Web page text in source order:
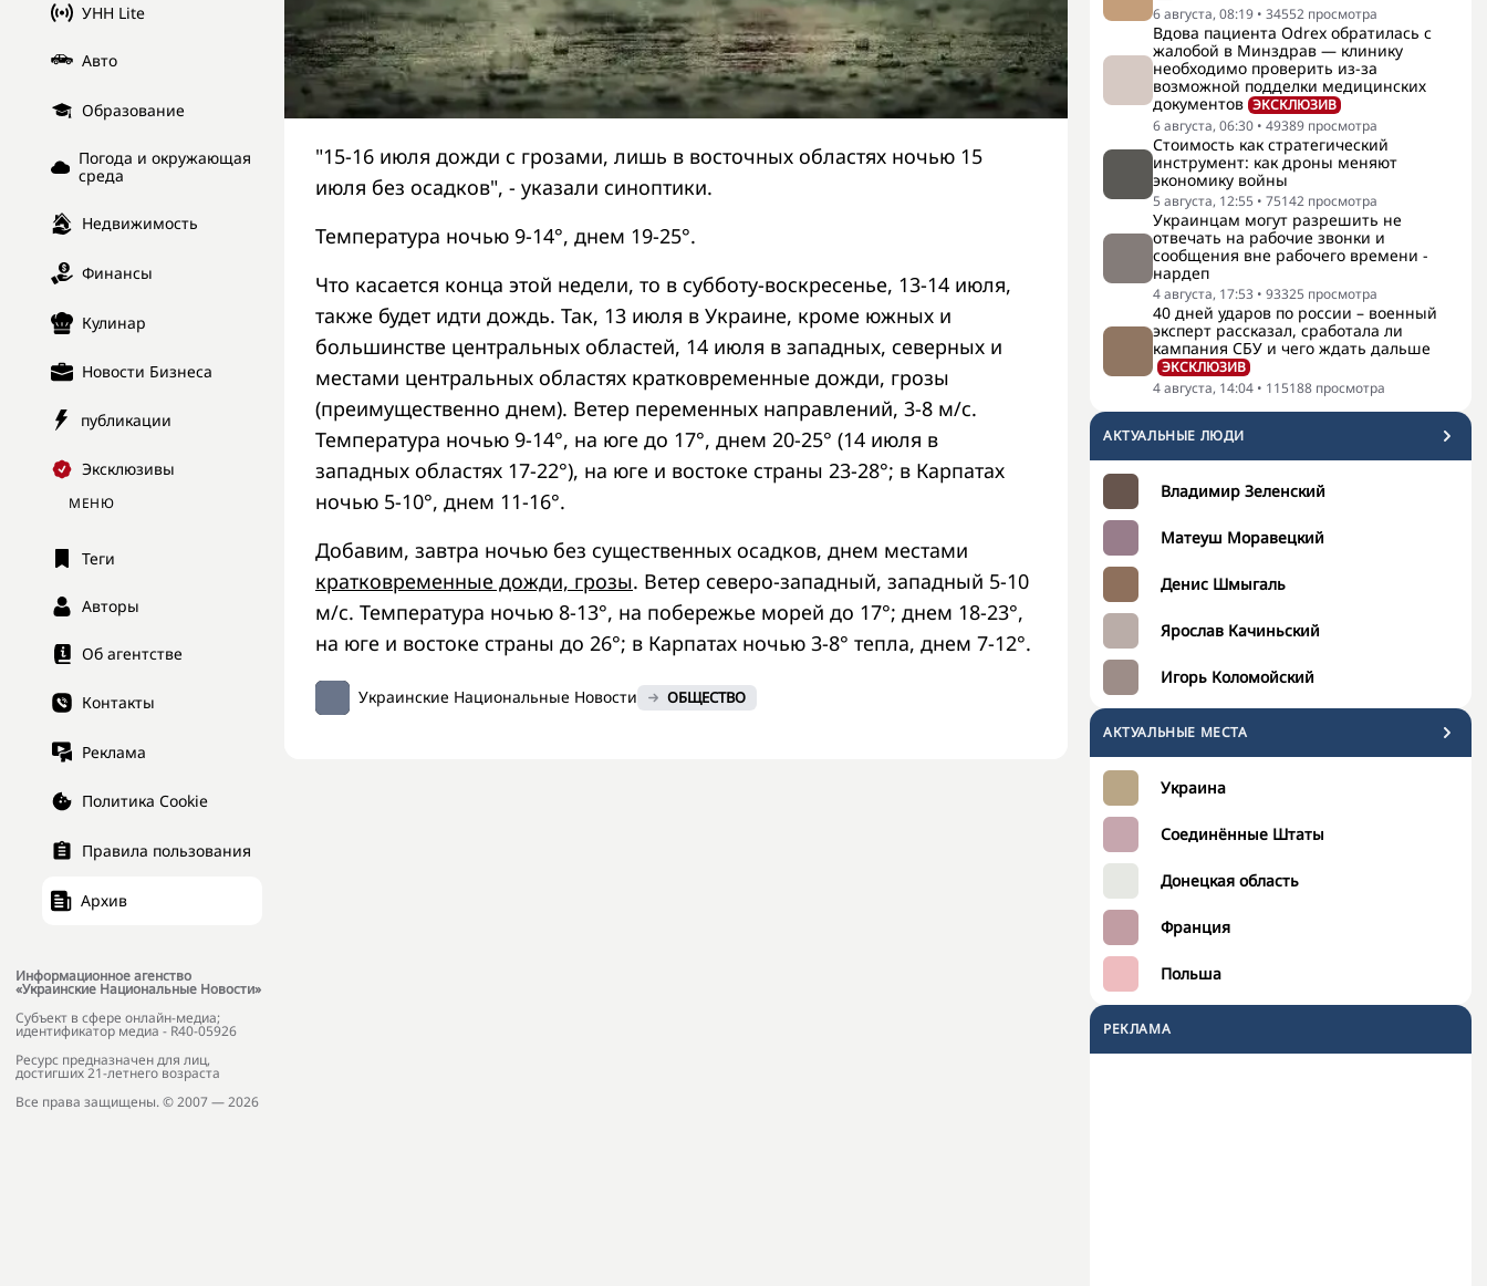
УНН Lite
Авто
Образование
Погода и окружающая
среда
Недвижимость
Финансы
Кулинар
Новости Бизнеса
публикации
Эксклюзивы
МЕНЮ
Теги
Авторы
Об агентстве
Контакты
Реклама
Политика Cookie
Правила пользования
Архив
Информационное агенство
«Украинские Национальные Новости»
Субъект в сфере онлайн-медиа;
идентификатор медиа - R40-05926
Ресурс предназначен для лиц,
достигших 21-летнего возраста
Все права защищены. © 2007 — 2026
6 августа, 08:19 • 34552 просмотра
Вдова пациента Odrex обратилась с
жалобой в Минздрав — клинику
необходимо проверить из-за
возможной подделки медицинских
документов ЭКСКЛЮЗИВ
6 августа, 06:30 • 49389 просмотра
Стоимость как стратегический
инструмент: как дроны меняют
экономику войны
5 августа, 12:55 • 75142 просмотра
Украинцам могут разрешить не
отвечать на рабочие звонки и
сообщения вне рабочего времени -
нардеп
4 августа, 17:53 • 93325 просмотра
40 дней ударов по россии – военный
эксперт рассказал, сработала ли
кампания СБУ и чего ждать дальше
ЭКСКЛЮЗИВ
4 августа, 14:04 • 115188 просмотра
АКТУАЛЬНЫЕ ЛЮДИ
Владимир Зеленский
Матеуш Моравецкий
Денис Шмыгаль
Ярослав Качиньский
Игорь Коломойский
АКТУАЛЬНЫЕ МЕСТА
Украина
Соединённые Штаты
Донецкая область
Франция
Польша
РЕКЛАМА
"15-16 июля дожди с грозами, лишь в восточных областях ночью 15
июля без осадков", - указали синоптики.
Температура ночью 9-14°, днем 19-25°.
Что касается конца этой недели, то в субботу-воскресенье, 13-14 июля,
также будет идти дождь. Так, 13 июля в Украине, кроме южных и
большинстве центральных областей, 14 июля в западных, северных и
местами центральных областях кратковременные дожди, грозы
(преимущественно днем). Ветер переменных направлений, 3-8 м/с.
Температура ночью 9-14°, на юге до 17°, днем 20-25° (14 июля в
западных областях 17-22°), на юге и востоке страны 23-28°; в Карпатах
ночью 5-10°, днем 11-16°.
Добавим, завтра ночью без существенных осадков, днем местами
кратковременные дожди, грозы. Ветер северо-западный, западный 5-10
м/с. Температура ночью 8-13°, на побережье морей до 17°; днем 18-23°,
на юге и востоке страны до 26°; в Карпатах ночью 3-8° тепла, днем 7-12°.
Украинские Национальные Новости ОБЩЕСТВО